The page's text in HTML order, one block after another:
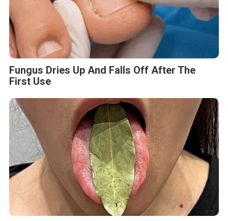
Fungus Dries Up And Falls Off After The
First Use